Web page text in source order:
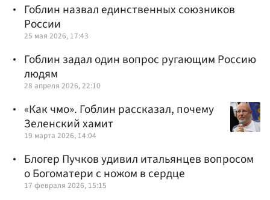
Гоблин назвал единственных союзников
России
25 мая 2026, 17:43
Гоблин задал один вопрос ругающим Россию
людям
28 апреля 2026, 22:10
«Как чмо». Гоблин рассказал, почему
Зеленский хамит
19 марта 2026, 14:04
Блогер Пучков удивил итальянцев вопросом
о Богоматери с ножом в сердце
17 февраля 2026, 15:15